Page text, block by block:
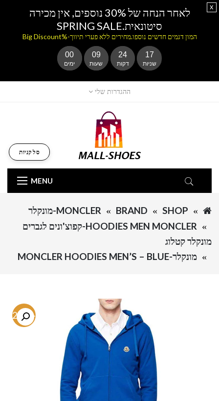
ההגדרות שלי
MENU
סל קניות
SHOP
BRAND
MONCLER-מונקלר
HOODIES MEN MONCLER-קפוצ'ונים לגברים
מונקלר קטלוג
מונקלר-MONCLER HOODIES MEN’S – BLUE
-72.8%
לאחר הנחה של 30% נוספים, אין מכירה
סיטונאית.SPRING SALE
המון דגמים חדשים נוספו.מחירים ללא פערי תיווך-%Big Discount
00
ימים
09
שעות
24
דקות
17
שניות
x